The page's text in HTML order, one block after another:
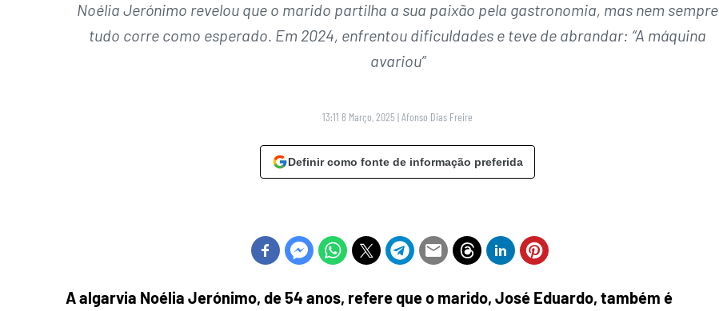
Noélia Jerónimo revelou que o marido partilha a sua paixão pela gastronomia, mas nem sempre
tudo corre como esperado. Em 2024, enfrentou dificuldades e teve de abrandar: “A máquina
avariou”
13:11 8 Março, 2025 |Afonso Dias Freire
Definir como fonte de informação preferida
A algarvia Noélia Jerónimo, de 54 anos, refere que o marido, José Eduardo, também é